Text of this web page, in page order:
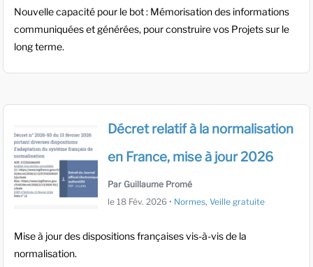
Nouvelle capacité pour le bot : Mémorisation des informations
communiquées et générées, pour construire vos Projets sur le
long terme.
Décret relatif à la normalisation
en France, mise à jour 2026
Par Guillaume Promé
le 18 Fév. 2026 • Normes,Veille gratuite
Mise à jour des dispositions françaises vis-à-vis de la
normalisation.